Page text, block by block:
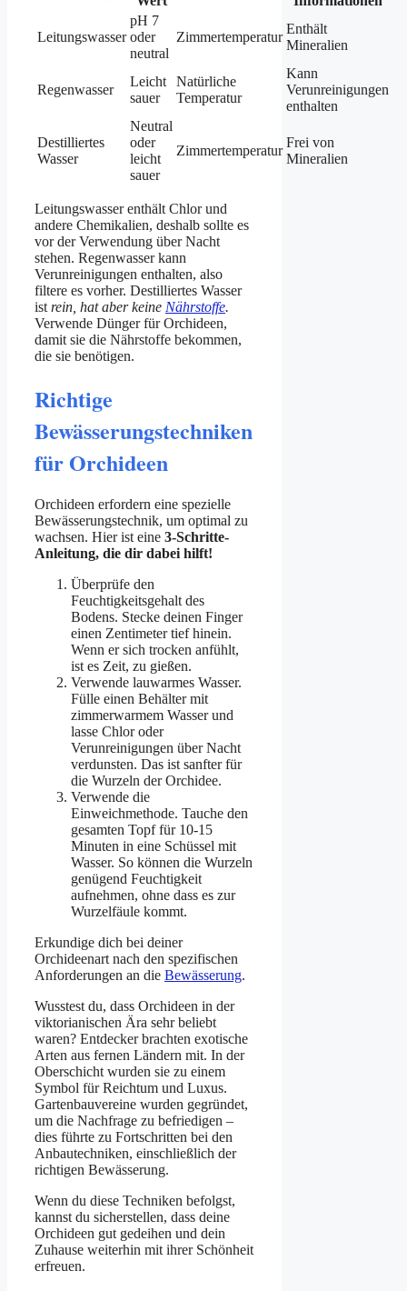
Leitungswasser
pH 7
oder
neutral
Zimmertemperatur
Enthält
Mineralien
Regenwasser
Leicht
sauer
Natürliche
Temperatur
Kann
Verunreinigungen
enthalten
Destilliertes
Wasser
Neutral
oder
leicht
sauer
Zimmertemperatur
Frei von
Mineralien
Leitungswasser enthält Chlor und
andere Chemikalien, deshalb sollte es
vor der Verwendung über Nacht
stehen. Regenwasser kann
Verunreinigungen enthalten, also
filtere es vorher. Destilliertes Wasser
ist rein, hat aber keine Nährstoffe.
Verwende Dünger für Orchideen,
damit sie die Nährstoffe bekommen,
die sie benötigen.
Richtige
Bewässerungstechniken
für Orchideen
Orchideen erfordern eine spezielle
Bewässerungstechnik, um optimal zu
wachsen. Hier ist eine 3-Schritte-
Anleitung, die dir dabei hilft!
Überprüfe den
Feuchtigkeitsgehalt des
Bodens. Stecke deinen Finger
einen Zentimeter tief hinein.
Wenn er sich trocken anfühlt,
ist es Zeit, zu gießen.
Verwende lauwarmes Wasser.
Fülle einen Behälter mit
zimmerwarmem Wasser und
lasse Chlor oder
Verunreinigungen über Nacht
verdunsten. Das ist sanfter für
die Wurzeln der Orchidee.
Verwende die
Einweichmethode. Tauche den
gesamten Topf für 10-15
Minuten in eine Schüssel mit
Wasser. So können die Wurzeln
genügend Feuchtigkeit
aufnehmen, ohne dass es zur
Wurzelfäule kommt.
Erkundige dich bei deiner
Orchideenart nach den spezifischen
Anforderungen an die Bewässerung.
Wusstest du, dass Orchideen in der
viktorianischen Ära sehr beliebt
waren? Entdecker brachten exotische
Arten aus fernen Ländern mit. In der
Oberschicht wurden sie zu einem
Symbol für Reichtum und Luxus.
Gartenbauvereine wurden gegründet,
um die Nachfrage zu befriedigen –
dies führte zu Fortschritten bei den
Anbautechniken, einschließlich der
richtigen Bewässerung.
Wenn du diese Techniken befolgst,
kannst du sicherstellen, dass deine
Orchideen gut gedeihen und dein
Zuhause weiterhin mit ihrer Schönheit
erfreuen.